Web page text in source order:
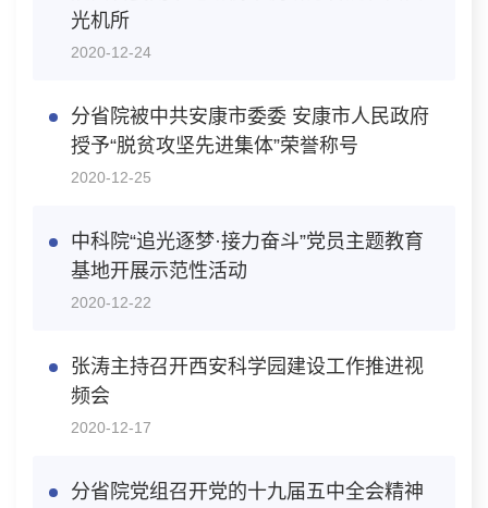
光机所
2020-12-24
分省院被中共安康市委委 安康市人民政府
授予“脱贫攻坚先进集体”荣誉称号
2020-12-25
中科院“追光逐梦·接力奋斗”党员主题教育
基地开展示范性活动
2020-12-22
张涛主持召开西安科学园建设工作推进视
频会
2020-12-17
分省院党组召开党的十九届五中全会精神